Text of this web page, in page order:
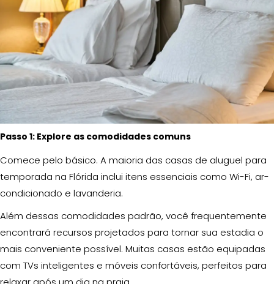
Passo 1: Explore as comodidades comuns
Comece pelo básico. A maioria das casas de aluguel para
temporada na Flórida inclui itens essenciais como Wi-Fi, ar-
condicionado e lavanderia.
Além dessas comodidades padrão, você frequentemente
encontrará recursos projetados para tornar sua estadia o
mais conveniente possível. Muitas casas estão equipadas
com TVs inteligentes e móveis confortáveis, perfeitos para